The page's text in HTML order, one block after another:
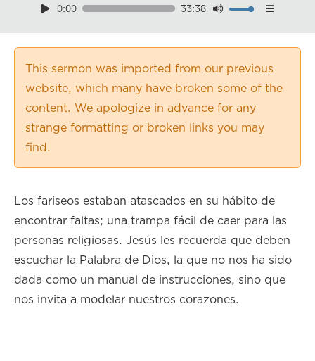
0:00 33:38Download
0.75×
1.00×
1.25×
1.75×
This sermon was imported from our previous
website, which many have broken some of the
content. We apologize in advance for any
strange formatting or broken links you may
find.
Los fariseos estaban atascados en su hábito de
encontrar faltas; una trampa fácil de caer para las
personas religiosas. Jesús les recuerda que deben
escuchar la Palabra de Dios, la que no nos ha sido
dada como un manual de instrucciones, sino que
nos invita a modelar nuestros corazones.